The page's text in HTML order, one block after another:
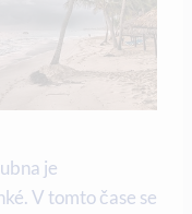
je
V tomto čase se